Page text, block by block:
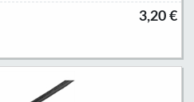
3,20 €